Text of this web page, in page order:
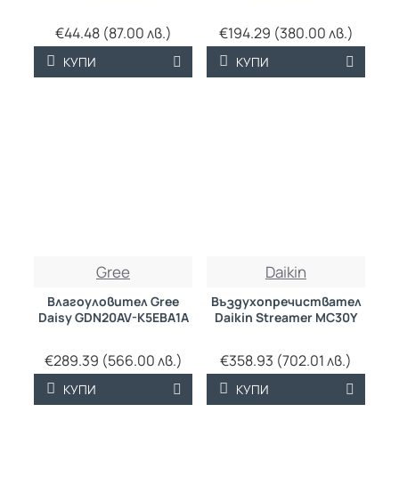
€44.48 (87.00 лв.)
КУПИ
€194.29 (380.00 лв.)
КУПИ
Gree
Влагоуловител Gree
Daisy GDN20AV-K5EBA1A
€289.39 (566.00 лв.)
КУПИ
Daikin
Въздухопречиствател
Daikin Streamer MC30Y
€358.93 (702.01 лв.)
КУПИ